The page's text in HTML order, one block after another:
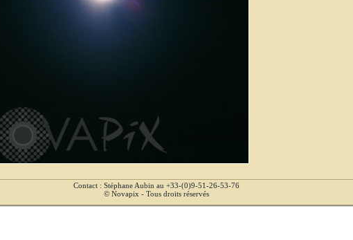
Contact : Stéphane Aubin au +33-(0)9-51-26-53-76
© Novapix - Tous droits réservés